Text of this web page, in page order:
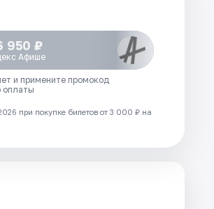
950 ₽
Афише
и примените промокод
оплаты
при покупке билетов от 3 000 ₽ на